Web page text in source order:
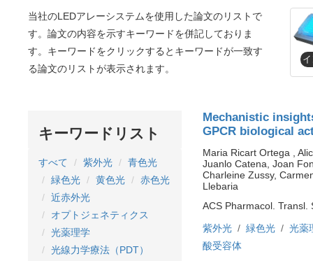
当社のLEDアレーシステムを使用した論文のリストで
す。論文の内容を示すキーワードを併記しておりま
す。キーワードをクリックするとキーワードが一致す
る論文のリストが表示されます。
キーワードリスト
すべて 紫外光
青色光
緑色光
黄色光
赤色光
近赤外光
オプトジェネティクス
光薬理学
光線力学療法（PDT）
Mechanistic
GPCR biological
Maria Ricart Ortega ,
Juanlo Catena, Joan
Charleine Zussy,
Llebaria
ACS Pharmacol.
紫外光
緑色光
光薬
酸受容体